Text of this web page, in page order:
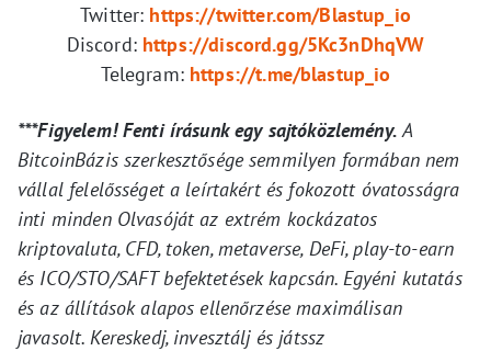
Twitter: https://twitter.com/Blastup_io
Discord: https://discord.gg/5Kc3nDhqVW
Telegram: https://t.me/blastup_io
***Figyelem! Fenti írásunk egy sajtóközlemény.A
BitcoinBázis szerkesztősége semmilyen formában nem
vállal felelősséget a leírtakért és fokozott óvatosságra
inti minden Olvasóját az extrém kockázatos
kriptovaluta, CFD, token, metaverse, DeFi, play-to-earn
és ICO/STO/SAFT befektetések kapcsán. Egyéni kutatás
és az állítások alapos ellenőrzése maximálisan
javasolt. Kereskedj, invesztálj és játssz